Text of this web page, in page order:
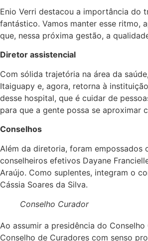
Enio Verri destacou a importância do
fantástico. Vamos manter esse ritmo,
que, nessa próxima gestão, a
Diretor assistencial
Com sólida trajetória na área da
Itaiguapy e, agora, retorna à
desse hospital, que é cuidar de
para que a gente possa se aproximar
Conselhos
Além da diretoria, foram empossados
conselheiros efetivos Dayane
Araújo. Como suplentes, integram o
Cássia Soares da Silva.
Conselho Curador
Ao assumir a presidência do
Conselho de Curadores com senso